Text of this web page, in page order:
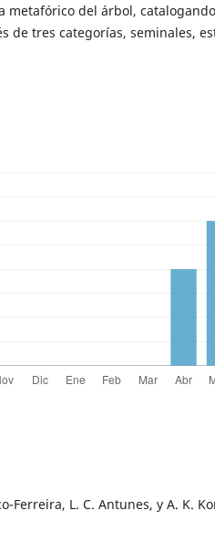
metafórico del árbol,
de tres categorías, seminales,
Ferreira, L. C. Antunes, y A. K.